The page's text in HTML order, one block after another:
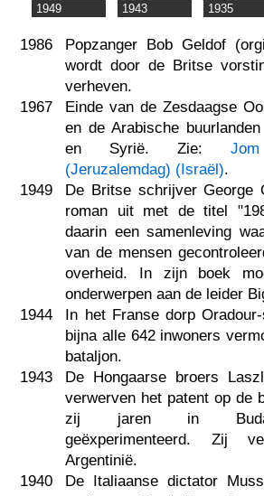
1949 1943 1935
1986
Popzanger Bob Geldof
wordt door de Britse
verheven.
1967
Einde van de Zesdaagse
en de Arabische
en Syrië. Zie:
(Jeruzalemdag) (Israël).
1949
De Britse schrijver George
roman uit met de titel
daarin een samenleving
van de mensen
overheid. In zijn boek
onderwerpen aan de leider
1944
In het Franse dorp
bijna alle 642 inwoners
bataljon.
1943
De Hongaarse broers
verwerven het patent op de
zij jaren in
geëxperimenteerd. Zij
Argentinië.
1940
De Italiaanse dictator